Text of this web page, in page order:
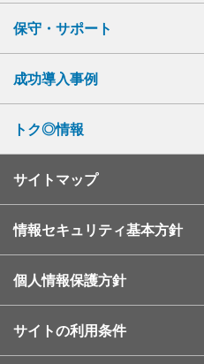
保守・サポート
成功導入事例
トク◎情報
サイトマップ
情報セキュリティ基本方針
個人情報保護方針
サイトの利用条件